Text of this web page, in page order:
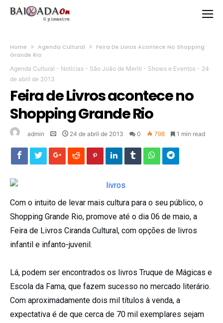
Home Agenda Cultural
Feira De Livros Acontece No Shopping
Grande Rio
Agenda Cultural - Notícias - São João de Meriti - Shows e Eventos - 24
de abril de 2013
Feira de Livros acontece no
Shopping Grande Rio
admin 24 de abril de 2013 0 798 1 min read
Com o intuito de levar mais cultura para o seu público, o
Shopping Grande Rio, promove até o dia 06 de maio, a
Feira de Livros Ciranda Cultural, com opções de livros
infantil e infanto-juvenil.
Lá, podem ser encontrados os livros Truque de Mágicas e
Escola da Fama, que fazem sucesso no mercado literário.
Com aproximadamente dois mil títulos à venda, a
expectativa é de que cerca de 70 mil exemplares sejam